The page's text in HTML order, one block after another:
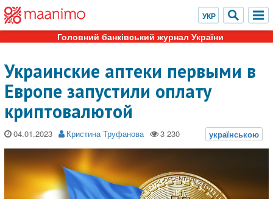
Головний банківський журнал України
Украинские аптеки первыми в
Европе запустили оплату
криптовалютой
04.01.2023 Кристина Труфанова